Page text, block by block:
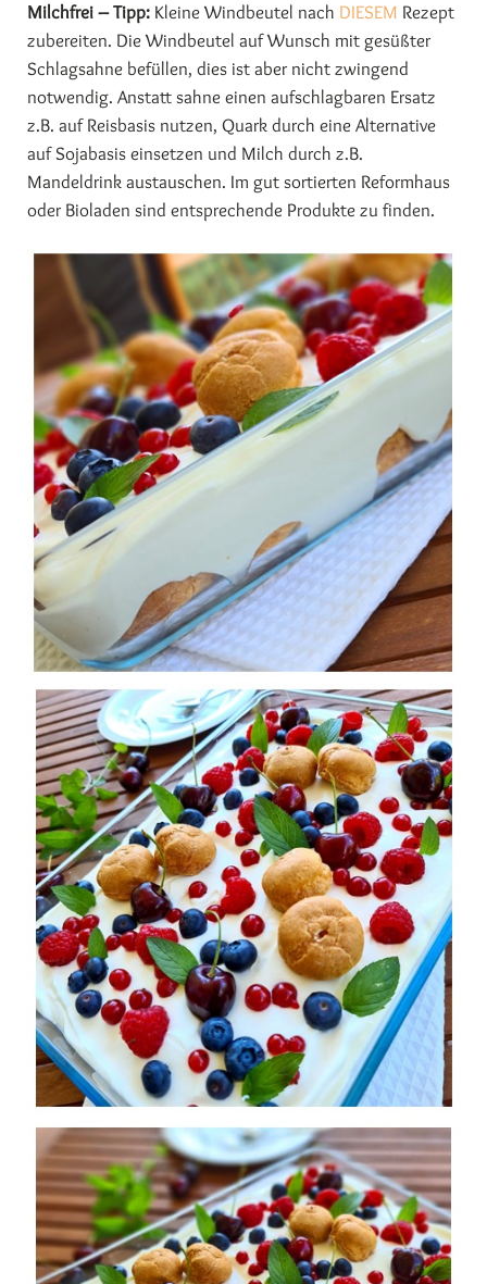
Milchfrei – Tipp: Kleine Windbeutel nach DIESEM Rezept
zubereiten. Die Windbeutel auf Wunsch mit gesüßter
Schlagsahne befüllen, dies ist aber nicht zwingend
notwendig. Anstatt sahne einen aufschlagbaren Ersatz
z.B. auf Reisbasis nutzen, Quark durch eine Alternative
auf Sojabasis einsetzen und Milch durch z.B.
Mandeldrink austauschen. Im gut sortierten Reformhaus
oder Bioladen sind entsprechende Produkte zu finden.